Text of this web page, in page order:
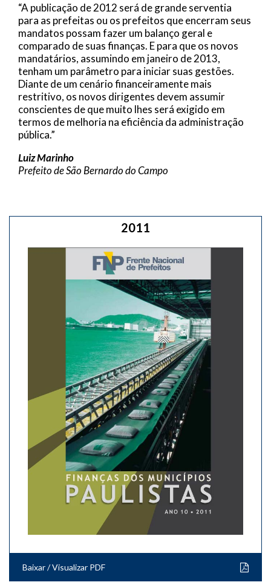
“A publicação de 2012 será de grande serventia
para as prefeitas ou os prefeitos que encerram seus
mandatos possam fazer um balanço geral e
comparado de suas finanças. E para que os novos
mandatários, assumindo em janeiro de 2013,
tenham um parâmetro para iniciar suas gestões.
Diante de um cenário financeiramente mais
restritivo, os novos dirigentes devem assumir
conscientes de que muito lhes será exigido em
termos de melhoria na eficiência da administração
pública.”
Luiz Marinho
Prefeito de São Bernardo do Campo
2011
Baixar / Visualizar PDF